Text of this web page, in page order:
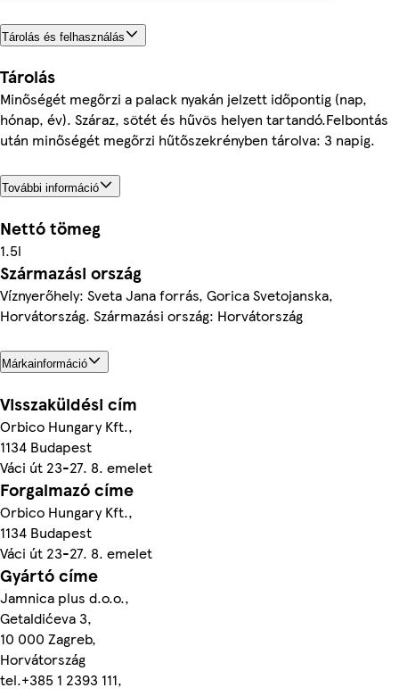
Tárolás és felhasználás
Tárolás
Minőségét megőrzi a palack nyakán jelzett időpontig (nap,
hónap, év). Száraz, sötét és hűvös helyen tartandó.Felbontás
után minőségét megőrzi hűtőszekrényben tárolva: 3 napig.
További információ
Nettó tömeg
1.5l
Származási ország
Víznyerőhely: Sveta Jana forrás, Gorica Svetojanska,
Horvátország. Származási ország: Horvátország
Márkainformáció
Visszaküldési cím
Orbico Hungary Kft.,
1134 Budapest
Váci út 23-27. 8. emelet
Forgalmazó címe
Orbico Hungary Kft.,
1134 Budapest
Váci út 23-27. 8. emelet
Gyártó címe
Jamnica plus d.o.o.,
Getaldićeva 3,
10 000 Zagreb,
Horvátország
tel.+385 1 2393 111,